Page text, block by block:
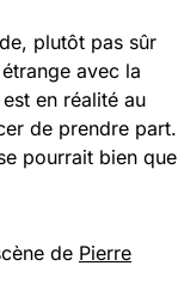
plutôt pas sûr
avec la
en réalité au
de prendre part.
pourrait bien que
de Pierre